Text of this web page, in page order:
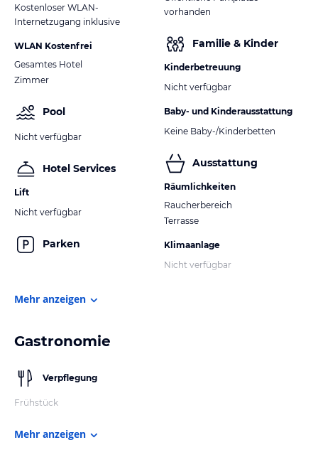
Kostenloser WLAN-
Internetzugang inklusive
WLAN Kostenfrei
Gesamtes Hotel
Zimmer
Pool
Nicht verfügbar
Hotel Services
Lift
Nicht verfügbar
Parken
vorhanden
Familie & Kinder
Kinderbetreuung
Nicht verfügbar
Baby- und Kinderausstattung
Keine Baby-/Kinderbetten
Ausstattung
Räumlichkeiten
Raucherbereich
Terrasse
Klimaanlage
Nicht verfügbar
Mehr anzeigen
Gastronomie
Verpflegung
Frühstück
Mehr anzeigen